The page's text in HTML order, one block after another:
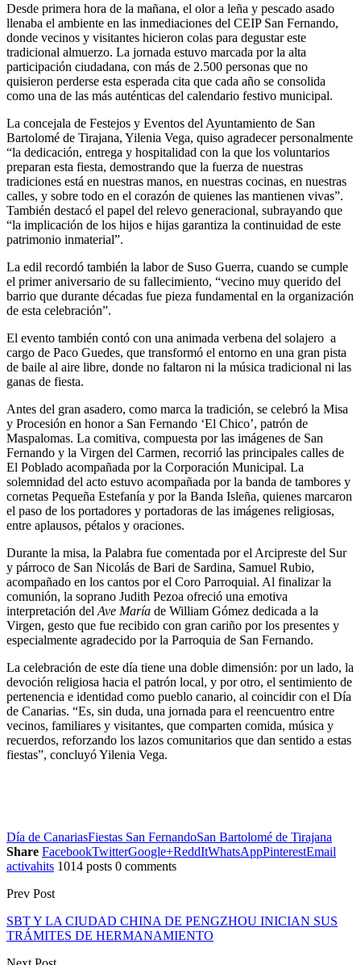
Desde primera hora de la mañana, el olor a leña y pescado asado
llenaba el ambiente en las inmediaciones del CEIP San Fernando,
donde vecinos y visitantes hicieron colas para degustar este
tradicional almuerzo. La jornada estuvo marcada por la alta
participación ciudadana, con más de 2.500 personas que no
quisieron perderse esta esperada cita que cada año se consolida
como una de las más auténticas del calendario festivo municipal.
La concejala de Festejos y Eventos del Ayuntamiento de San
Bartolomé de Tirajana, Yilenia Vega, quiso agradecer personalmente
“la dedicación, entrega y hospitalidad con la que los voluntarios
preparan esta fiesta, demostrando que la fuerza de nuestras
tradiciones está en nuestras manos, en nuestras cocinas, en nuestras
calles, y sobre todo en el corazón de quienes las mantienen vivas”.
También destacó el papel del relevo generacional, subrayando que
“la implicación de los hijos e hijas garantiza la continuidad de este
patrimonio inmaterial”.
La edil recordó también la labor de Suso Guerra, cuando se cumple
el primer aniversario de su fallecimiento, “vecino muy querido del
barrio que durante décadas fue pieza fundamental en la organización
de esta celebración”.
El evento también contó con una animada verbena del solajero a
cargo de Paco Guedes, que transformó el entorno en una gran pista
de baile al aire libre, donde no faltaron ni la música tradicional ni las
ganas de fiesta.
Antes del gran asadero, como marca la tradición, se celebró la Misa
y Procesión en honor a San Fernando ‘El Chico’, patrón de
Maspalomas. La comitiva, compuesta por las imágenes de San
Fernando y la Virgen del Carmen, recorrió las principales calles de
El Poblado acompañada por la Corporación Municipal. La
solemnidad del acto estuvo acompañada por la banda de tambores y
cornetas Pequeña Estefanía y por la Banda Isleña, quienes marcaron
el paso de los portadores y portadoras de las imágenes religiosas,
entre aplausos, pétalos y oraciones.
Durante la misa, la Palabra fue comentada por el Arcipreste del Sur
y párroco de San Nicolás de Bari de Sardina, Samuel Rubio,
acompañado en los cantos por el Coro Parroquial. Al finalizar la
comunión, la soprano Judith Pezoa ofreció una emotiva
interpretación del Ave María de William Gómez dedicada a la
Virgen, gesto que fue recibido con gran cariño por los presentes y
especialmente agradecido por la Parroquia de San Fernando.
La celebración de este día tiene una doble dimensión: por un lado, la
devoción religiosa hacia el patrón local, y por otro, el sentimiento de
pertenencia e identidad como pueblo canario, al coincidir con el Día
de Canarias. “Es, sin duda, una jornada para el reencuentro entre
vecinos, familiares y visitantes, que comparten comida, música y
recuerdos, reforzando los lazos comunitarios que dan sentido a estas
fiestas”, concluyó Yilenia Vega.
Día de CanariasFiestas San FernandoSan Bartolomé de Tirajana
Share FacebookTwitterGoogle+ReddItWhatsAppPinterestEmail
activahits 1014 posts 0 comments
Prev Post
SBT Y LA CIUDAD CHINA DE PENGZHOU INICIAN SUS
TRÁMITES DE HERMANAMIENTO